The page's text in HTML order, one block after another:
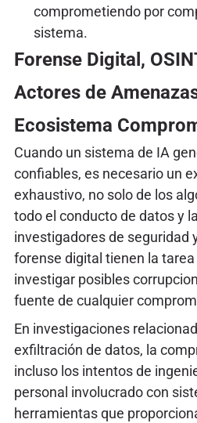
comprometiendo por
sistema.
Forense Digital,
Actores de
Ecosistema
Cuando un sistema de IA
confiables, es necesario un
exhaustivo, no solo de los
todo el conducto de datos y
investigadores de seguridad
forense digital tienen la
investigar posibles
fuente de cualquier
En investigaciones
exfiltración de datos, la
incluso los intentos de
personal involucrado con
herramientas que